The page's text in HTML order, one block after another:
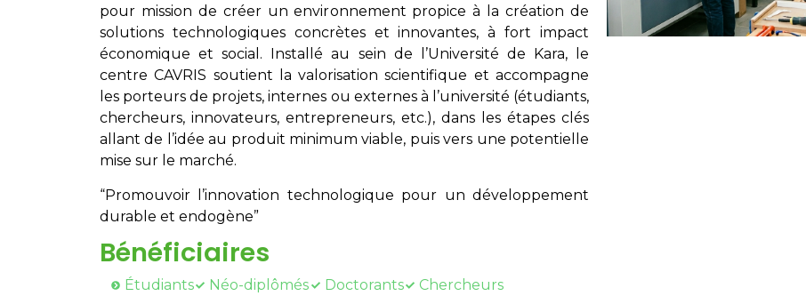
pour mission de créer un environnement propice à la création de
solutions technologiques concrètes et innovantes, à fort impact
économique et social. Installé au sein de l’Université de Kara, le
centre CAVRIS soutient la valorisation scientifique et accompagne
les porteurs de projets, internes ou externes à l’université (étudiants,
chercheurs, innovateurs, entrepreneurs, etc.), dans les étapes clés
allant de l’idée au produit minimum viable, puis vers une potentielle
mise sur le marché.
“Promouvoir l’innovation technologique pour un développement
durable et endogène”
Bénéficiaires
Étudiants Néo-diplômés Doctorants
Chercheurs